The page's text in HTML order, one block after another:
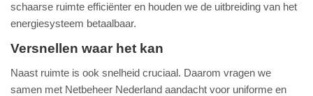
schaarse ruimte efficiënter en houden we de uitbreiding van het
energiesysteem betaalbaar.
Versnellen waar het kan
Naast ruimte is ook snelheid cruciaal. Daarom vragen we
samen met Netbeheer Nederland aandacht voor uniforme en